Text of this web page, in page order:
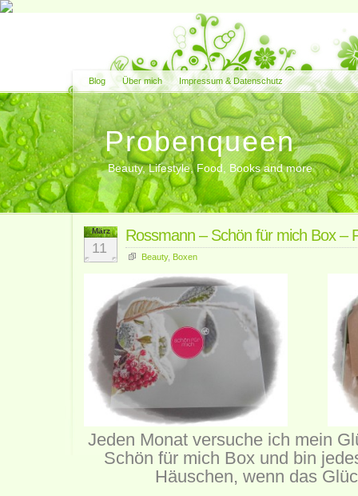
Blog Über mich Impressum & Datenschutz
Probenqueen
Beauty, Lifestyle, Food, Books and more
März
11
Rossmann – Schön für mich Box –
Beauty, Boxen
Jeden Monat versuche ich mein
Schön für mich Box und bin
Häuschen, wenn das